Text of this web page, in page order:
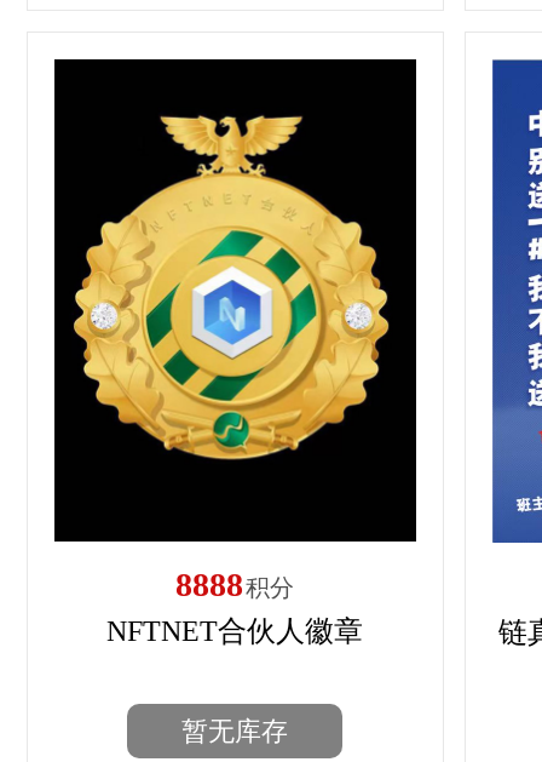
8888积分
NFTNET合伙人徽章
暂无库存
链